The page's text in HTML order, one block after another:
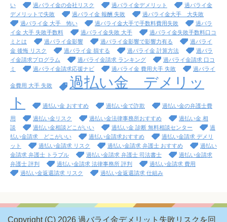
い
過バライ金の会社リスク 過バライ金デメリット
過バライ金
デメリットで失敗
過バライ金 報酬 失敗
過バライ金大手 大失敗
過バライ金 大手 怖い
過バライ金大手で手数料費用失敗
過バラ
イ金 大手 失敗手数料
過バライ金失敗 大手
過バライ金失敗手数料口コ
ミとは
過バライ金影響 過バライ金影響で影響力有る
過バライ
金 後悔 リスク
過バライ金 損する 過バライ金 計算方法
過バラ
イ金請求プログラム
過バライ金請求 ランキング
過バライ金請求 口コ
ミ
過バライ金請求応援ナビ 過バライ金 費用大手 失敗 過バライ
金費用 大手 失敗
過払い金 デメリッ
ト
過払い金 おすすめ 過払い金で詐欺 過払い金の弁護士費
用 過払い金リスク 過払い金法律事務所おすすめ
過払い金 相
談
過払い金相談どこがいい 過払い金 診断 無料相談センター
過
払い金請求 どこがいい
過払い金請求おすすめ
過払い金請求 デメリ
ット
過払い金請求 リスク 過払い金請求 弁護士 おすすめ
過払い
金請求 弁護士 トラブル
過払い金請求 弁護士 司法書士
過払い金請求
弁護士 評判
過払い金請求 法律事務所 評判
過払い金請求 費用
過払い金返還請求 リスク
過払い金返還請求 仕組み
Copyright (C) 2026 過バライ金デメリット失敗リスクを回